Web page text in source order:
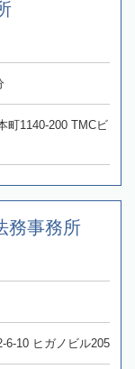
町1140-200 TMCビ
務事務所
6-10 ヒガノビル205